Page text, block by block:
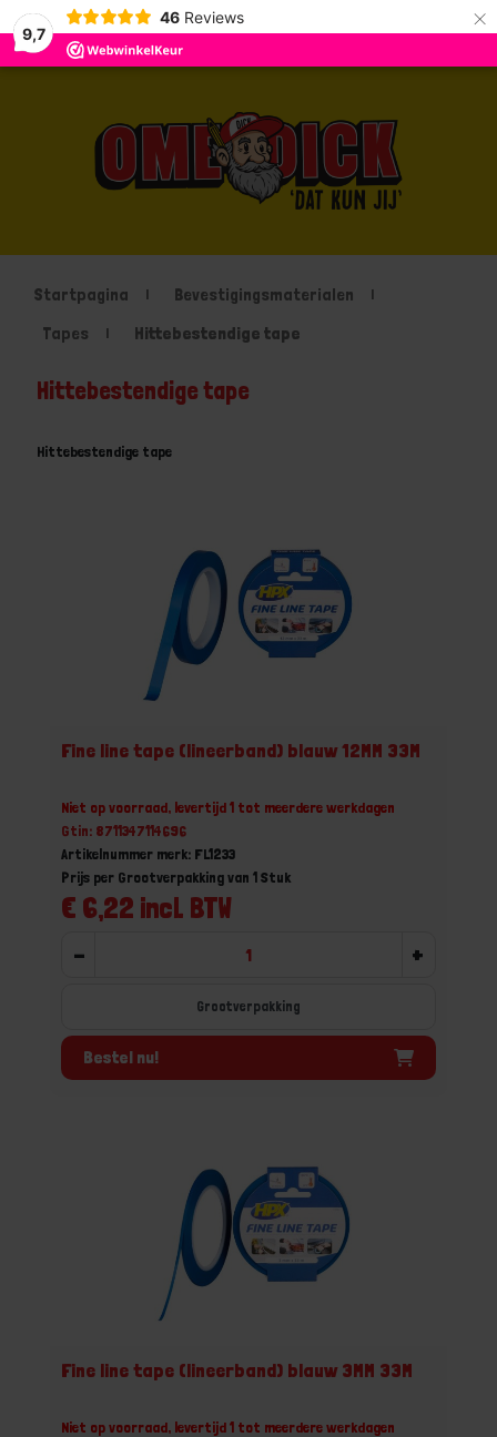
9,7
46 Reviews ×
Startpagina
Bevestigingsmaterialen
Tapes
Hittebestendige tape
Hittebestendige tape
Hittebestendige tape
Fine line tape (lineerband) blauw 12MM 33M
Niet op voorraad, levertijd 1 tot meerdere werkdagen
Gtin: 8711347114696
Artikelnummer merk: FL1233
€ 6,22 incl. BTW
Prijs per Grootverpakking van 1 Stuk
- +
Grootverpakking
Bestel nu!
Fine line tape (lineerband) blauw 3MM 33M
Niet op voorraad, levertijd 1 tot meerdere werkdagen